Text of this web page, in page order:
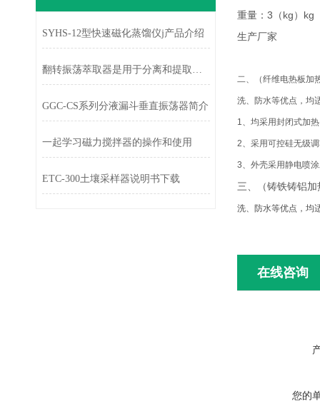
重量：3（kg）kg
生产厂家
二、 （纤维电热板
洗、防水等优点，均
1、均采用封闭式加
2、采用可控硅无级
3、外壳采用静电喷
三、 （铸铁铸铝
洗、防水等优点，均
在线咨询
您的
SYHS-12型快速磁化蒸馏仪j产品介绍
翻转振荡萃取器是用于分离和提取有机物的设备
GGC-CS系列分液漏斗垂直振荡器简介
一起学习磁力搅拌器的操作和使用
ETC-300土壤采样器说明书下载